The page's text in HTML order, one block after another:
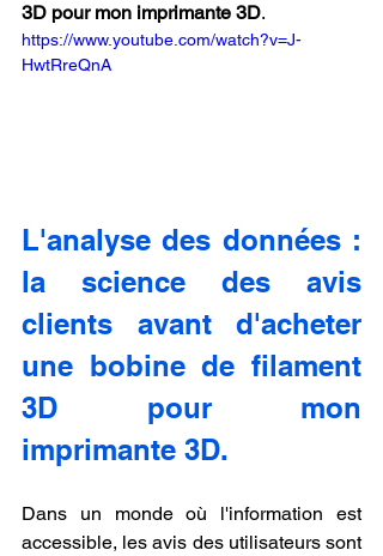
3D pour mon imprimante 3D.
https://www.youtube.com/watch?v=J-
HwtRreQnA
L'analyse des données :
la science des avis
clients avant d'acheter
une bobine de filament
3D pour mon
imprimante 3D.
Dans un monde où l'information est
accessible, les avis des utilisateurs sont